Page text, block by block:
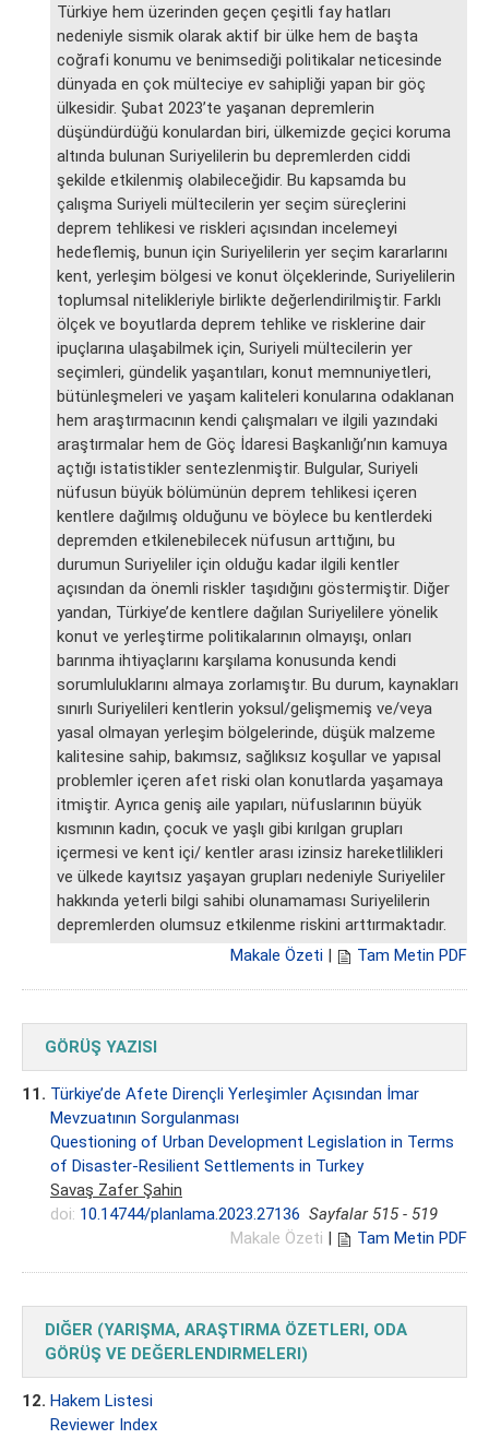
Türkiye hem üzerinden geçen çeşitli fay hatları
nedeniyle sismik olarak aktif bir ülke hem de başta
coğrafi konumu ve benimsediği politikalar neticesinde
dünyada en çok mülteciye ev sahipliği yapan bir göç
ülkesidir. Şubat 2023’te yaşanan depremlerin
düşündürdüğü konulardan biri, ülkemizde geçici koruma
altında bulunan Suriyelilerin bu depremlerden ciddi
şekilde etkilenmiş olabileceğidir. Bu kapsamda bu
çalışma Suriyeli mültecilerin yer seçim süreçlerini
deprem tehlikesi ve riskleri açısından incelemeyi
hedeflemiş, bunun için Suriyelilerin yer seçim kararlarını
kent, yerleşim bölgesi ve konut ölçeklerinde, Suriyelilerin
toplumsal nitelikleriyle birlikte değerlendirilmiştir. Farklı
ölçek ve boyutlarda deprem tehlike ve risklerine dair
ipuçlarına ulaşabilmek için, Suriyeli mültecilerin yer
seçimleri, gündelik yaşantıları, konut memnuniyetleri,
bütünleşmeleri ve yaşam kaliteleri konularına odaklanan
hem araştırmacının kendi çalışmaları ve ilgili yazındaki
araştırmalar hem de Göç İdaresi Başkanlığı’nın kamuya
açtığı istatistikler sentezlenmiştir. Bulgular, Suriyeli
nüfusun büyük bölümünün deprem tehlikesi içeren
kentlere dağılmış olduğunu ve böylece bu kentlerdeki
depremden etkilenebilecek nüfusun arttığını, bu
durumun Suriyeliler için olduğu kadar ilgili kentler
açısından da önemli riskler taşıdığını göstermiştir. Diğer
yandan, Türkiye’de kentlere dağılan Suriyelilere yönelik
konut ve yerleştirme politikalarının olmayışı, onları
barınma ihtiyaçlarını karşılama konusunda kendi
sorumluluklarını almaya zorlamıştır. Bu durum, kaynakları
sınırlı Suriyelileri kentlerin yoksul/gelişmemiş ve/veya
yasal olmayan yerleşim bölgelerinde, düşük malzeme
kalitesine sahip, bakımsız, sağlıksız koşullar ve yapısal
problemler içeren afet riski olan konutlarda yaşamaya
itmiştir. Ayrıca geniş aile yapıları, nüfuslarının büyük
kısmının kadın, çocuk ve yaşlı gibi kırılgan grupları
içermesi ve kent içi/ kentler arası izinsiz hareketlilikleri
ve ülkede kayıtsız yaşayan grupları nedeniyle Suriyeliler
hakkında yeterli bilgi sahibi olunamaması Suriyelilerin
depremlerden olumsuz etkilenme riskini arttırmaktadır.
Makale Özeti
Tam Metin PDF
GÖRÜŞ YAZISI
11. Türkiye’de Afete Dirençli Yerleşimler Açısından İmar
Mevzuatının Sorgulanması
Questioning of Urban Development Legislation in Terms
of Disaster-Resilient Settlements in Turkey
Savaş Zafer Şahin
doi: 10.14744/planlama.2023.27136 Sayfalar 515 - 519
Makale Özeti
Tam Metin PDF
DIĞER (YARIŞMA, ARAŞTIRMA ÖZETLERI, ODA
GÖRÜŞ VE DEĞERLENDIRMELERI)
12. Hakem Listesi
Reviewer Index